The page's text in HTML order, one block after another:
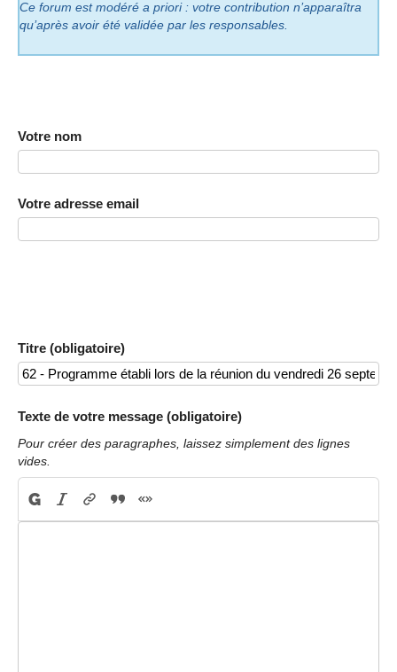
Ce forum est modéré a priori : votre contribution n’apparaîtra
qu’après avoir été validée par les responsables.
Votre nom
Votre adresse email
Titre (obligatoire)
Texte de votre message (obligatoire)
Pour créer des paragraphes, laissez simplement des lignes
vides.